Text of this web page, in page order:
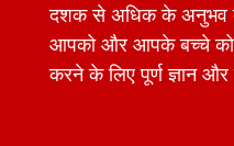
दशक से अधिक के अनुभव के
आपको और आपके बच्चे
करने के लिए पूर्ण ज्ञान